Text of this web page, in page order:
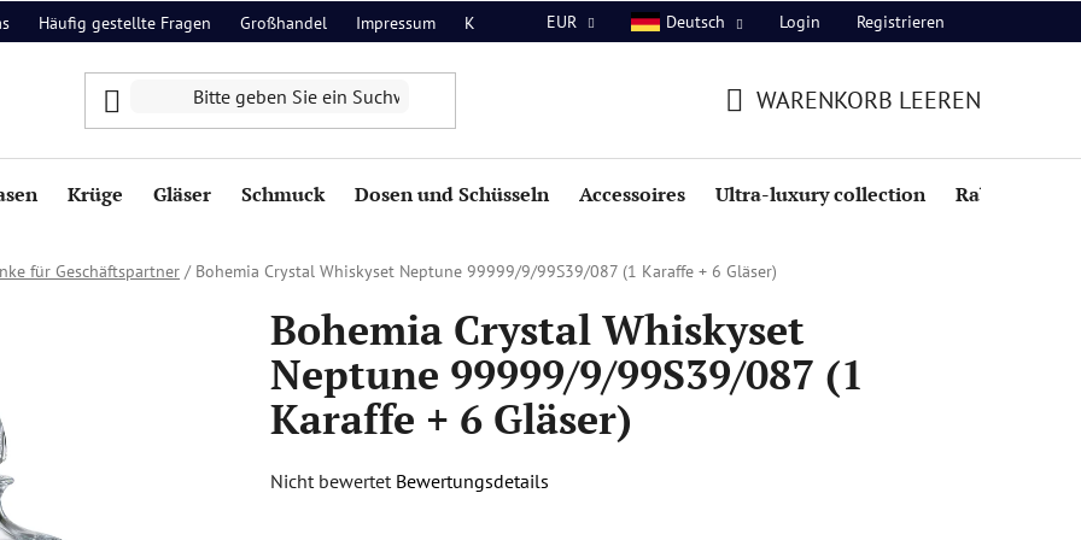
Häufig gestellte Fragen Großhandel Impressum Kontakt EUR Deutsch Login Registrieren
WARENKORB LEEREN
Krüge Gläser Schmuck Dosen und Schüsseln Accessoires Ultra-luxury collection Rabatte
für Geschäftspartner / Bohemia Crystal Whiskyset Neptune 99999/9/99S39/087 (1 Karaffe + 6 Gläser)
Bohemia Crystal Whiskyset
Neptune 99999/9/99S39/087 (1
Karaffe + 6 Gläser)
Die
Nicht bewertet Bewertungsdetails